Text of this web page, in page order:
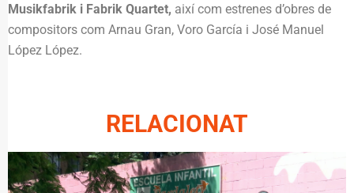
Musikfabrik i Fabrik Quartet, així com estrenes d’obres de
compositors com Arnau Gran, Voro García i José Manuel
López López.
RELACIONAT